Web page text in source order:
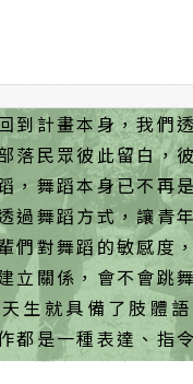
路 」
到哪裡？過程中的
同的樂、舞類型，
有的是作為祈福祭
的出現必須追朔到
區域幫派、毒品
子們不要再走他們
素，BBoy 、MC、
舞蹈，說實在我們
物，經過研究調查
泛指「霹靂舞」，
彼此隔閡，及建立
過這樣的方式來降
關問題。
成為潮流之路」，
府相關活動開場，
項目之一，及相關
、加分等規章，熱
的文化進步，終於
化」，但最原始的
、毋需門檻的嘻哈
道該說「消逝」還是
一文化，但卻舉辦
是我們以第三方
文化彼此間一定有
彼此間的文化特色
落八年一次的成年
部落的樂的屬性、
、律動、身體控制
程上、告靈上的差
造彼此間的文化特
到計畫本身，我們
落民眾彼此留白，
，舞蹈本身已不再
過舞蹈方式，讓青
們對舞蹈的敏感度
立關係，會不會跳
生就具備了肢體
都是一種表達、指
一種訴說呢。